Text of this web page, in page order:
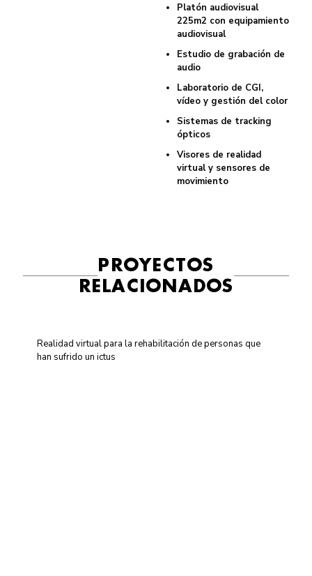
Platón audiovisual
225m2 con equipamiento
audiovisual
Estudio de grabación de
audio
Laboratorio de CGI,
vídeo y gestión del color
Sistemas de tracking
ópticos
Visores de realidad
virtual y sensores de
movimiento
PROYECTOS
RELACIONADOS
Realidad virtual para la rehabilitación de personas que
han sufrido un ictus